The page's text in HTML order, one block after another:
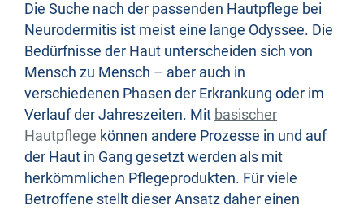
Die Suche nach der passenden Hautpflege bei
Neurodermitis ist meist eine lange Odyssee. Die
Bedürfnisse der Haut unterscheiden sich von
Mensch zu Mensch – aber auch in
verschiedenen Phasen der Erkrankung oder im
Verlauf der Jahreszeiten. Mit basischer
Hautpflege können andere Prozesse in und auf
der Haut in Gang gesetzt werden als mit
herkömmlichen Pflegeprodukten. Für viele
Betroffene stellt dieser Ansatz daher einen